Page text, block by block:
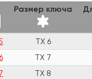
Размер ключа
TX 6
TX 7
TX 8